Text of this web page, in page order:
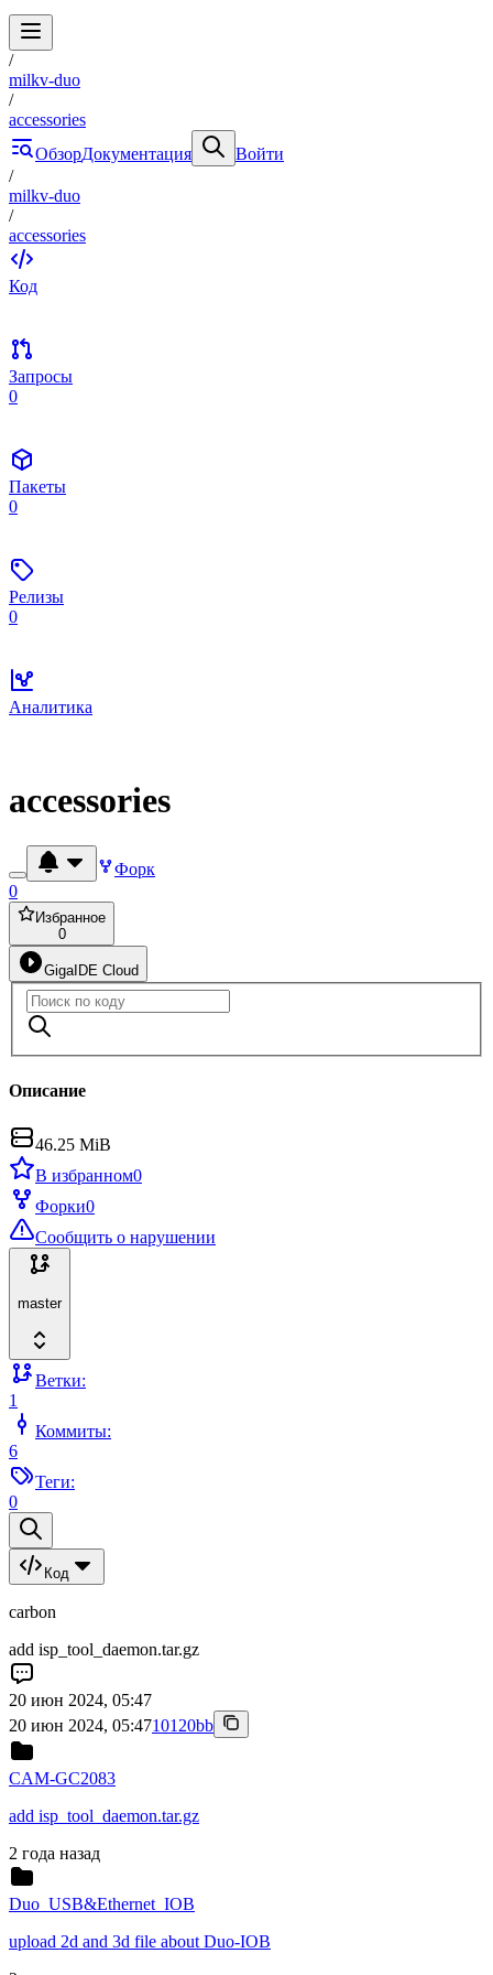
/
milkv-duo
/
accessories
ОбзорДокументация
Войти
/
milkv-duo
/
accessories
Код
Запросы
0
Пакеты
0
Релизы
0
Аналитика
accessories
Форк
0
Избранное
0
GigaIDE Cloud
Описание
46.25 MiB
В избранном0
Форки0
Сообщить о нарушении
master
Ветки:
1
Коммиты:
6
Теги:
0
Код
carbon
add isp_tool_daemon.tar.gz
20 июн 2024, 05:47
20 июн 2024, 05:4710120bb
CAM-GC2083
add isp_tool_daemon.tar.gz
2 года назад
Duo_USB&Ethernet_IOB
upload 2d and 3d file about Duo-IOB